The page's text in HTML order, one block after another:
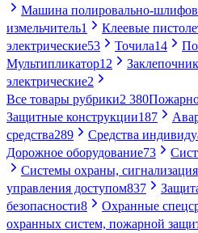
Машина полировально-
измельчитель1 Клеевые
электрические53 Точила14
Мультипликатор12
электрические2
Все товары рубрики2 380
Защитные конструкции187
средства289 Средства
Дорожное оборудование73
Системы охраны, сигнализация
управления доступом837
безопасности8 Охранные
охранных систем, пожарной